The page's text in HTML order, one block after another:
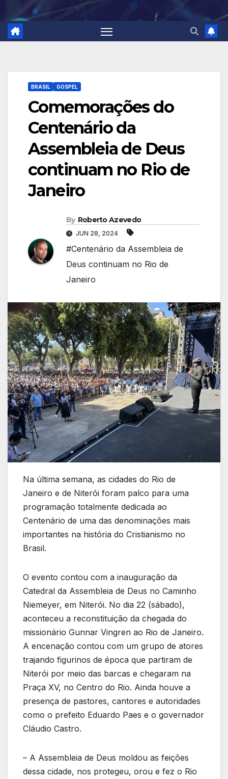
BRASIL GOSPEL
Comemorações do
Centenário da
Assembleia de Deus
continuam no Rio de
Janeiro
By Roberto Azevedo
JUN 28, 2024
#Centenário da Assembleia de
Deus continuam no Rio de
Janeiro
Na última semana, as cidades do Rio de
Janeiro e de Niterói foram palco para uma
programação totalmente dedicada ao
Centenário de uma das denominações mais
importantes na história do Cristianismo no
Brasil.
O evento contou com a inauguração da
Catedral da Assembleia de Deus no Caminho
Niemeyer, em Niterói. No dia 22 (sábado),
aconteceu a reconstituição da chegada do
missionário Gunnar Vingren ao Rio de Janeiro.
A encenação contou com um grupo de atores
trajando figurinos de época que partiram de
Niterói por meio das barcas e chegaram na
Praça XV, no Centro do Rio. Ainda houve a
presença de pastores, cantores e autoridades
como o prefeito Eduardo Paes e o governador
Cláudio Castro.
– A Assembleia de Deus moldou as feições
dessa cidade, nos protegeu, orou e fez o Rio